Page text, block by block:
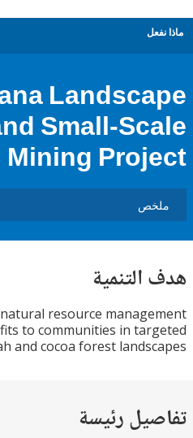
Ghana
and Small-
Mining
natural resource
benefits to communities in
and cocoa forest
رئيسة